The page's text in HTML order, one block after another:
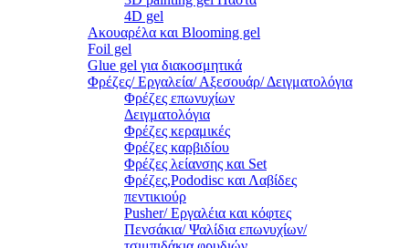
4D gel
Ακουαρέλα και Blooming gel
Foil gel
Glue gel για διακοσμητικά
Φρέζες/ Εργαλεία/ Αξεσουάρ/ Δειγματολόγια
Φρέζες επωνυχίων
Δειγματολόγια
Φρέζες κεραμικές
Φρέζες καρβιδίου
Φρέζες λείανσης και Set
Φρέζες,Pododisc και Λαβίδες
πεντικιούρ
Pusher/ Εργαλέια και κόφτες
Πενσάκια/ Ψαλίδια επωνυχίων/